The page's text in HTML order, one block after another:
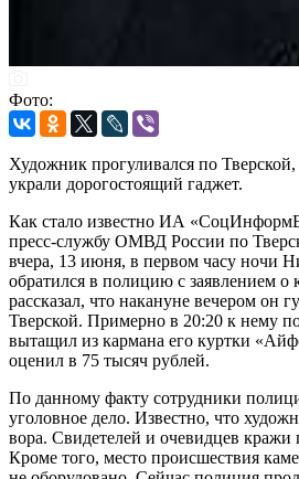
Фото:
Художник прогуливался по Тверской,
украли дорогостоящий гаджет.
Как стало известно ИА
пресс-службу ОМВД России по
вчера, 13 июня, в первом часу ночи
обратился в полицию с заявлением
рассказал, что накануне вечером он
Тверской. Примерно в 20:20 к нему
вытащил из кармана его куртки
оценил в 75 тысяч рублей.
По данному факту сотрудники
уголовное дело. Известно, что
вора. Свидетелей и очевидцев кражи
Кроме того, место происшествия